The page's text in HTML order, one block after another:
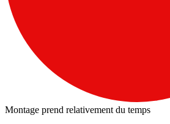
Montage prend relativement du temps